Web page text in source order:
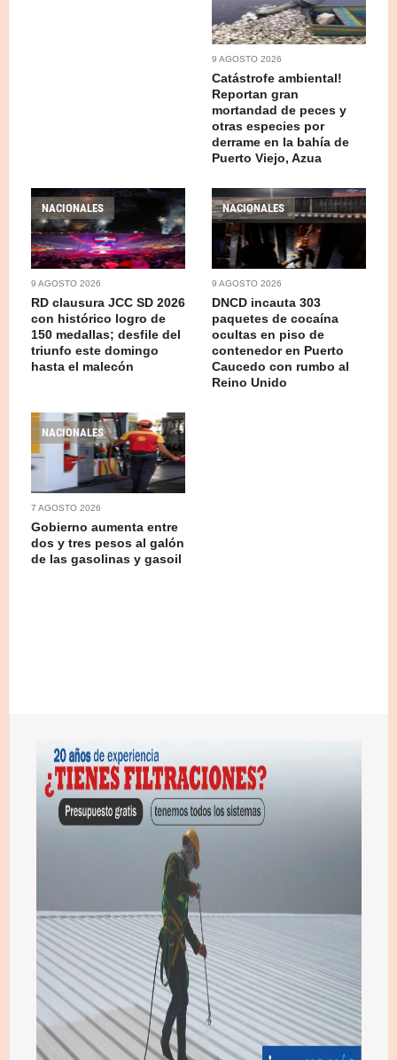
9 AGOSTO 2026
Catástrofe ambiental!
Reportan gran
mortandad de peces y
otras especies por
derrame en la bahía de
Puerto Viejo, Azua
NACIONALES
9 AGOSTO 2026
RD clausura JCC SD 2026
con histórico logro de
150 medallas; desfile del
triunfo este domingo
hasta el malecón
NACIONALES
9 AGOSTO 2026
DNCD incauta 303
paquetes de cocaína
ocultas en piso de
contenedor en Puerto
Caucedo con rumbo al
Reino Unido
NACIONALES
7 AGOSTO 2026
Gobierno aumenta entre
dos y tres pesos al galón
de las gasolinas y gasoil